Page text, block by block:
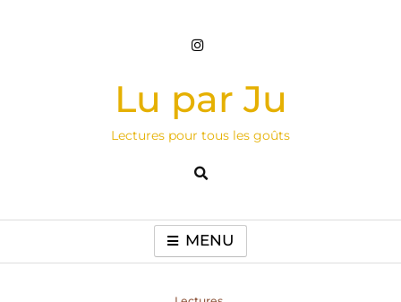
Lu par Ju
Lectures pour tous les goûts
MENU